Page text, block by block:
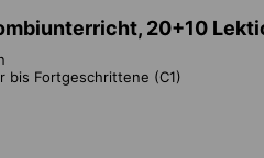
20+10
bis Fortgeschrittene (C1)